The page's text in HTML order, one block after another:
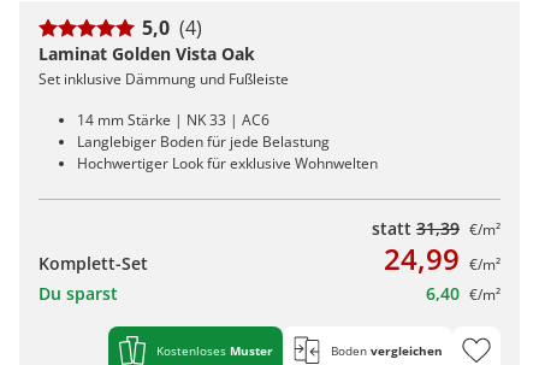
5,0 (4)
Laminat Golden Vista Oak
Set inklusive Dämmung und Fußleiste
14 mm Stärke | NK 33 | AC6
Langlebiger Boden für jede Belastung
Hochwertiger Look für exklusive Wohnwelten
statt 31,39 €/m²
Komplett-Set 24,99 €/m²
Du sparst 6,40 €/m²
Kostenloses Muster Boden vergleichen